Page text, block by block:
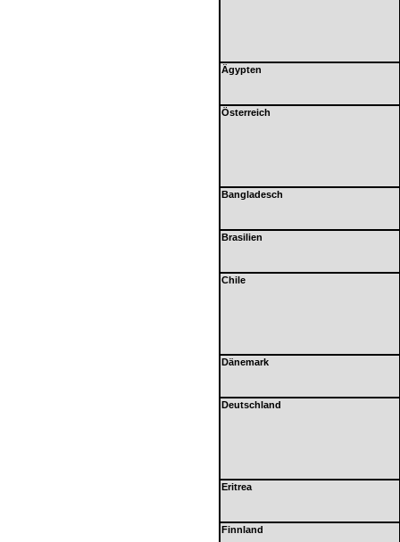
Ägypten
Österreich
Bangladesch
Brasilien
Chile
Dänemark
Deutschland
Eritrea
Finnland